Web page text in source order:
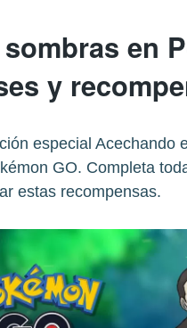
en
y
especial Acechando
GO. Completa
estas recompensas.